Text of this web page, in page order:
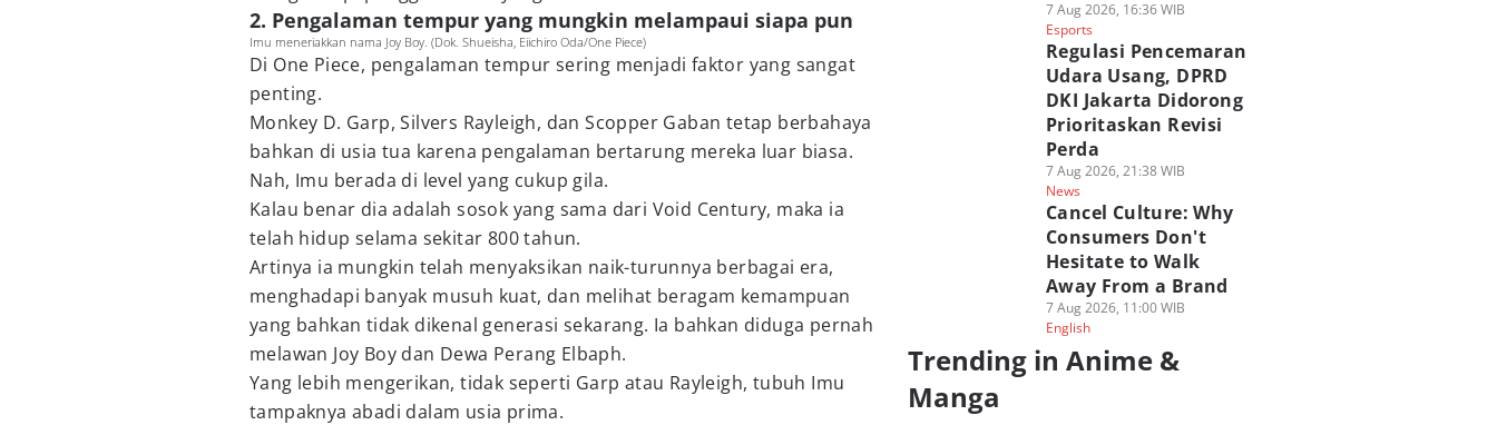
2. Pengalaman tempur yang mungkin melampaui siapa pun
Imu meneriakkan nama Joy Boy. (Dok. Shueisha, Eiichiro Oda/One Piece)
Di One Piece, pengalaman tempur sering menjadi faktor yang sangat
penting.
Monkey D. Garp, Silvers Rayleigh, dan Scopper Gaban tetap berbahaya
bahkan di usia tua karena pengalaman bertarung mereka luar biasa.
Nah, Imu berada di level yang cukup gila.
Kalau benar dia adalah sosok yang sama dari Void Century, maka ia
telah hidup selama sekitar 800 tahun.
Artinya ia mungkin telah menyaksikan naik-turunnya berbagai era,
menghadapi banyak musuh kuat, dan melihat beragam kemampuan
yang bahkan tidak dikenal generasi sekarang. Ia bahkan diduga pernah
melawan Joy Boy dan Dewa Perang Elbaph.
Yang lebih mengerikan, tidak seperti Garp atau Rayleigh, tubuh Imu
tampaknya abadi dalam usia prima.
7 Aug 2026, 16:36 WIB
Esports
Regulasi Pencemaran
Udara Usang, DPRD
DKI Jakarta Didorong
Prioritaskan Revisi
Perda
7 Aug 2026, 21:38 WIB
News
Cancel Culture: Why
Consumers Don't
Hesitate to Walk
Away From a Brand
7 Aug 2026, 11:00 WIB
English
Trending in Anime &
Manga